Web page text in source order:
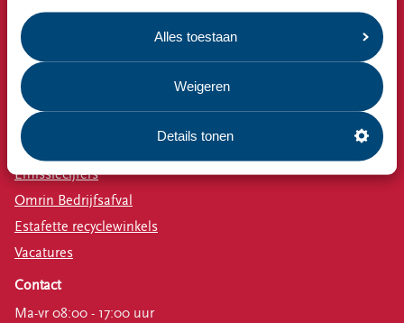
Alles toestaan
Weigeren
Details tonen
Omrin Afvalapp
Milieustraat
Afspraak milieustraat
Afval aanmelden
Bekijk ook
Nieuws
Emissiecijfers
Omrin Bedrijfsafval
Estafette recyclewinkels
Vacatures
Contact
Ma-vr 08:00 - 17:00 uur